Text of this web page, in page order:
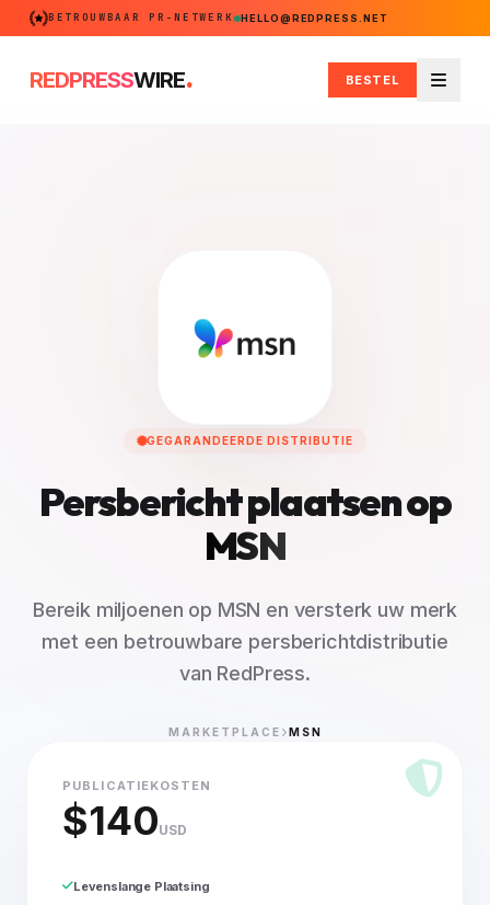
BETROUWBAAR PR-NETWERK HELLO@REDPRESS.NET
REDPRESSWIRE. BESTEL
Menu
GEGARANDEERDE DISTRIBUTIE
Persbericht plaatsen op
MSN
Bereik miljoenen op MSN en versterk uw merk
met een betrouwbare persberichtdistributie
van RedPress.
MARKETPLACE MSN
PUBLICATIEKOSTEN
$140USD
Levenslange Plaatsing